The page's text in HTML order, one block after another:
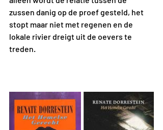
zussen danig op de proef gesteld, het
stopt maar niet met regenen en de
lokale rivier dreigt uit de oevers te
treden.